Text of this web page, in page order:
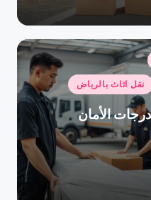
نقل اثاث بالرياض
الأمان